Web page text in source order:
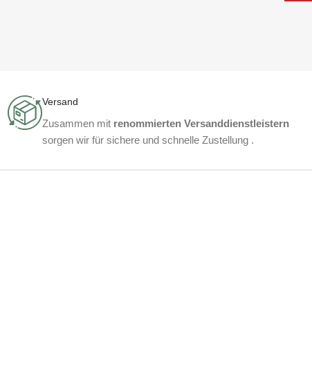
Versand
Zusammen mit renommierten Versanddienstleistern
sorgen wir für sichere und schnelle Zustellung .